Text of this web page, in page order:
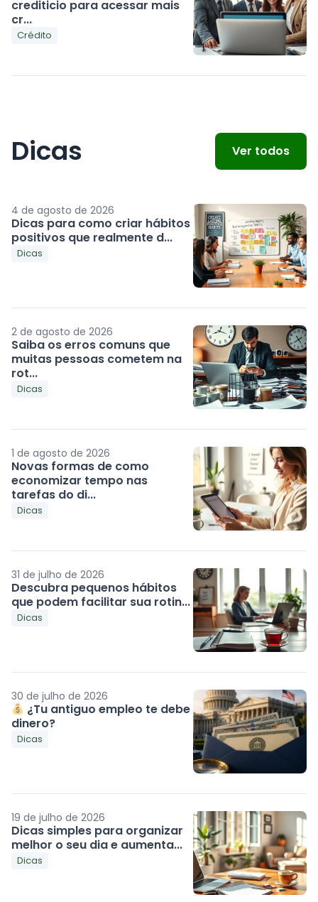
crediticio para acessar mais
cr...
Crédito
Dicas Ver todos
4 de agosto de 2026
Dicas para como criar hábitos
positivos que realmente d...
Dicas
2 de agosto de 2026
Saiba os erros comuns que
muitas pessoas cometem na
rot...
Dicas
1 de agosto de 2026
Novas formas de como
economizar tempo nas
tarefas do di...
Dicas
31 de julho de 2026
Descubra pequenos hábitos
que podem facilitar sua rotin...
Dicas
30 de julho de 2026
¿Tu antiguo empleo te debe
dinero?
Dicas
19 de julho de 2026
Dicas simples para organizar
melhor o seu dia e aumenta...
Dicas